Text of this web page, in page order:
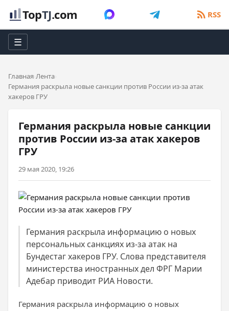
TopTJ.com RSS
☰
Главная Лента
Германия раскрыла новые санкции против России из-за атак
хакеров ГРУ
Германия раскрыла новые санкции
против России из-за атак хакеров
ГРУ
29 мая 2020, 19:26
Германия раскрыла информацию о новых
персональных санкциях из-за атак на
Бундестаг хакеров ГРУ. Слова представителя
министерства иностранных дел ФРГ Марии
Адебар приводит РИА Новости.
Германия раскрыла информацию о новых